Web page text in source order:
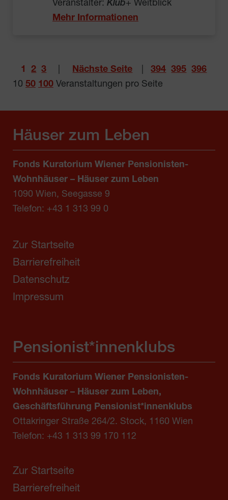
Veranstalter: Klub+ Weitblick
Mehr Informationen
1 2 3 Nächste Seite 394 395 396
10 50 100 Veranstaltungen pro Seite
Häuser zum Leben
Fonds Kuratorium Wiener Pensionisten-
Wohnhäuser – Häuser zum Leben
1090 Wien, Seegasse 9
Telefon: +43 1 313 99 0
Zur Startseite
Barrierefreiheit
Datenschutz
Impressum
Pensionist*innenklubs
Fonds Kuratorium Wiener Pensionisten-
Wohnhäuser – Häuser zum Leben,
Geschäftsführung Pensionist*innenklubs
Ottakringer Straße 264/2. Stock, 1160 Wien
Telefon: +43 1 313 99 170 112
Zur Startseite
Barrierefreiheit